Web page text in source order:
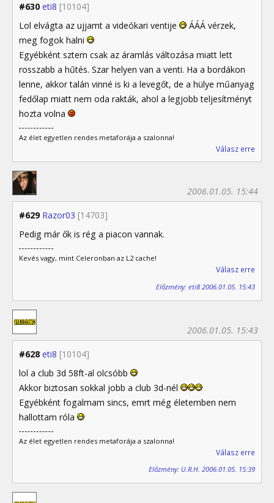
#630 eti8 [10104]
Lol elvágta az ujjamt a videókari ventije
ÁÁÁ vérzek,
meg fogok halni
Egyébként sztem csak az áramlás változása miatt lett
rosszabb a hűtés. Szar helyen van a venti. Ha a bordákon
lenne, akkor talán vinné is ki a levegőt, de a hülye műanyag
fedőlap miatt nem oda rakták, ahol a legjobb teljesítményt
hozta volna
Az élet egyetlen rendes metaforája a szalonna!
Válasz erre
#629 Razor03 [14703]
2006.01.05. 15:44
Pedig már ők is rég a piacon vannak.
Kevés vagy, mint Celeronban az L2 cache!
Válasz erre
Előzmény: eti8 2006.01.05. 15:43
#628 eti8 [10104]
2006.01.05. 15:43
lol a club 3d 58ft-al olcsóbb
Akkor biztosan sokkal jobb a club 3d-nél
Egyébként fogalmam sincs, emrt még életemben nem
hallottam róla
Az élet egyetlen rendes metaforája a szalonna!
Válasz erre
Előzmény: U.R.H. 2006.01.05. 15:39